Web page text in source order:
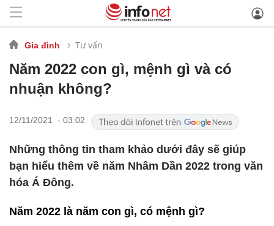
Gia đình Tư vấn
Năm 2022 con gì, mệnh gì và có
nhuận không?
12/11/2021 - 03:02
Những thông tin tham khảo dưới đây sẽ giúp
bạn hiểu thêm về năm Nhâm Dần 2022 trong văn
hóa Á Đông.
Năm 2022 là năm con gì, có mệnh gì?